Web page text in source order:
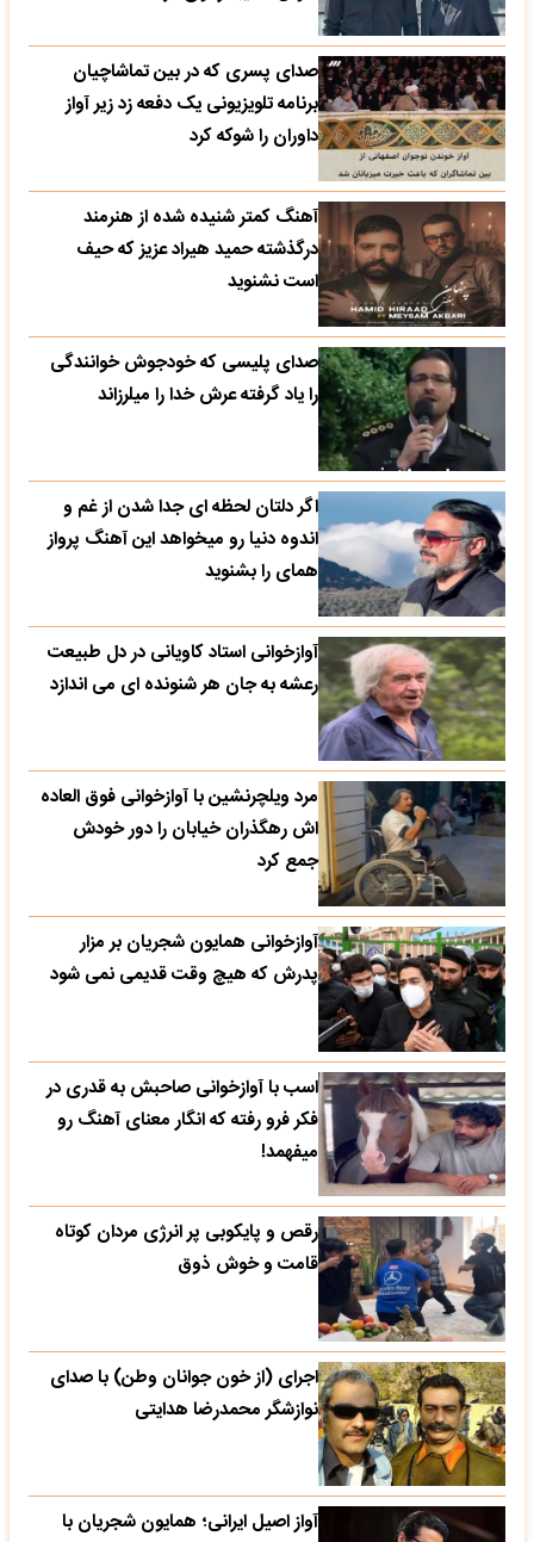
صدای پسری که در بین تماشاچیان
برنامه تلویزیونی یک دفعه زد زیر آواز
داوران را شوکه کرد
آهنگ کمتر شنیده شده از هنرمند
درگذشته حمید هیراد عزیز که حیف
است نشنوید
صدای پلیسی که خودجوش خوانندگی
را یاد گرفته عرش خدا را میلرزاند
اگر دلتان لحظه ای جدا شدن از غم و
اندوه دنیا رو میخواهد این آهنگ پرواز
همای را بشنوید
آوازخوانی استاد کاویانی در دل طبیعت
رعشه به جان هر شنونده ای می اندازد
مرد ویلچرنشین با آوازخوانی فوق العاده
اش رهگذران خیابان را دور خودش
جمع کرد
آوازخوانی همایون شجریان بر مزار
پدرش که هیچ وقت قدیمی نمی شود
اسب با آوازخوانی صاحبش به قدری در
فکر فرو رفته که انگار معنای آهنگ رو
میفهمد!
رقص و پایکوبی پر انرژی مردان کوتاه
قامت و خوش ذوق
اجرای (از خون جوانان وطن) با صدای
نوازشگر محمدرضا هدایتی
آواز اصیل ایرانی؛ همایون شجریان با